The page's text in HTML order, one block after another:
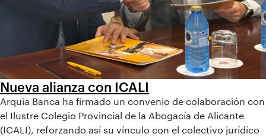
Nueva alianza con ICALI
Arquia Banca ha firmado un convenio de colaboración con
el Ilustre Colegio Provincial de la Abogacía de Alicante
(ICALI), reforzando así su vínculo con el colectivo jurídico